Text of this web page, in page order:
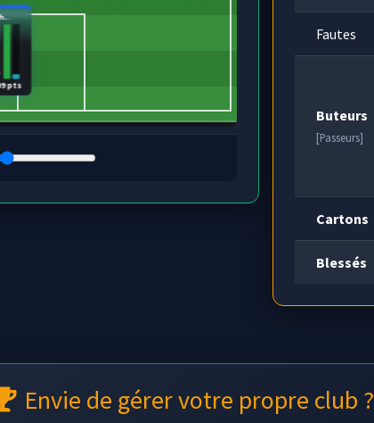
pts
Fautes
Buteurs
[Passeurs]
Cartons
Blessés
Envie de gérer votre propre club ?